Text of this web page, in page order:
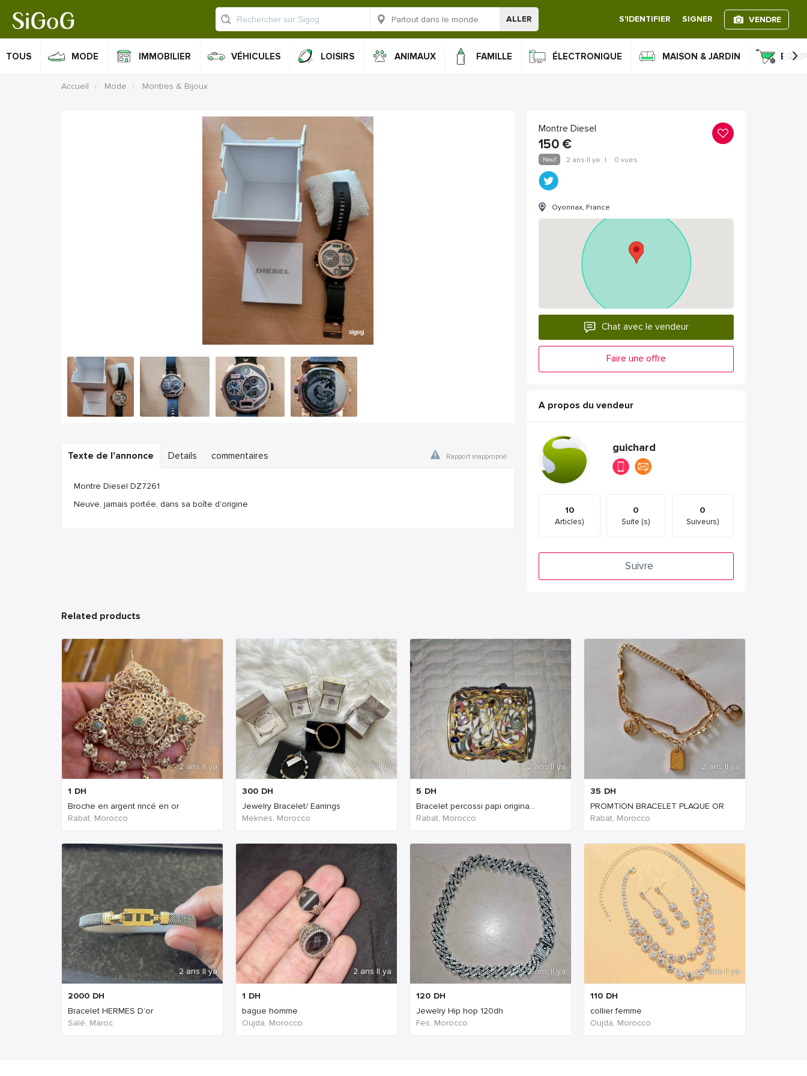
ALLER S'IDENTIFIER SIGNER VENDRE
TOUS MODE IMMOBILIER VÉHICULES LOISIRS ANIMAUX FAMILLE ÉLECTRONIQUE MAISON & JARDIN ›
Accueil Mode Montres & Bijoux
Texte de l'annonce Details commentaires Rapport inapproprié
Montre Diesel DZ7261
Neuve, jamais portée, dans sa boîte d'origine
Montre Diesel
150 €
Neuf 2 ans Il ya | 0 vues
Oyonnax, France
Chat avec le vendeur
Faire une offre
A propos du vendeur
guichard
10
Articles)
0
Suite (s)
0
Suiveurs)
Suivre
Related products
2 ans Il ya
1 DH
Broche en argent rincé en or
Rabat, Morocco
2 ans Il ya
300 DH
Jewelry Bracelet/ Earrings
Meknes, Morocco
2 ans Il ya
5 DH
Bracelet percossi papi origina...
Rabat, Morocco
2 ans Il ya
35 DH
PROMTION BRACELET PLAQUE OR
Rabat, Morocco
2 ans Il ya
2000 DH
Bracelet HERMES D’or
Salé, Maroc
2 ans Il ya
1 DH
bague homme
Oujda, Morocco
2 ans Il ya
120 DH
Jewelry Hip hop 120dh
Fes, Morocco
2 ans Il ya
110 DH
collier femme
Oujda, Morocco